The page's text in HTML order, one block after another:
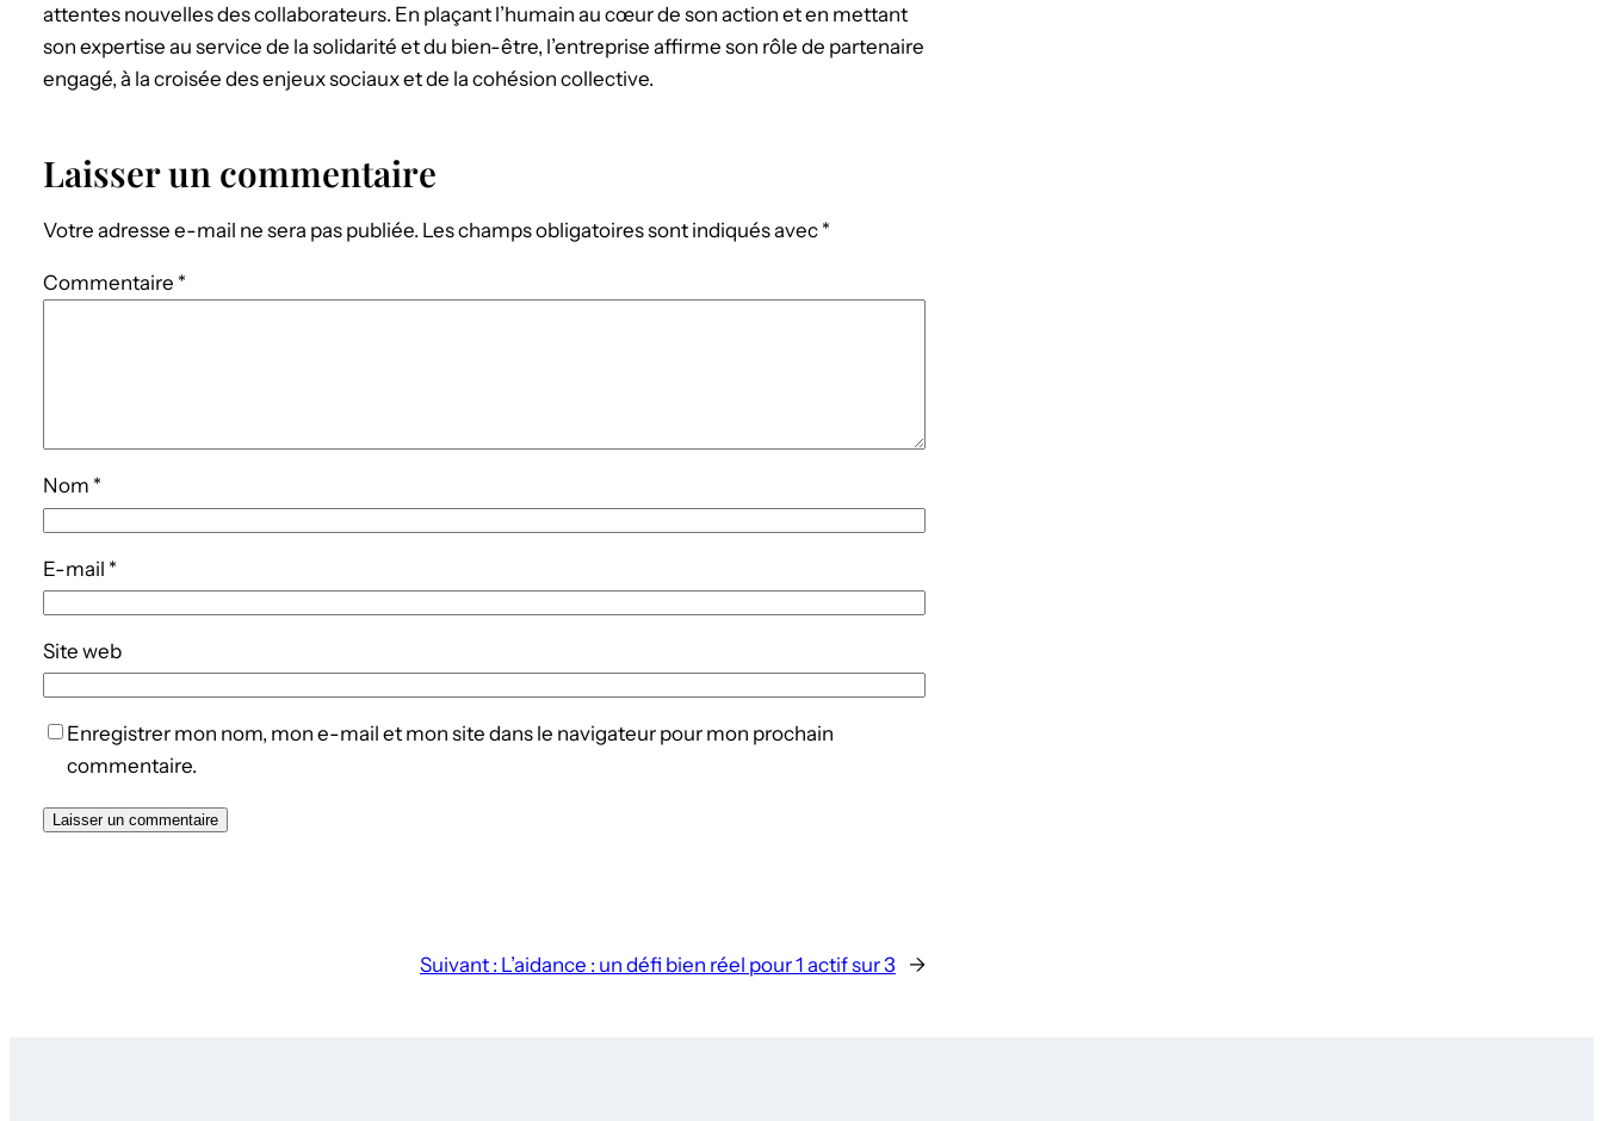
attentes nouvelles des collaborateurs. En plaçant l’humain au cœur de son action et en mettant
son expertise au service de la solidarité et du bien-être, l’entreprise affirme son rôle de partenaire
engagé, à la croisée des enjeux sociaux et de la cohésion collective.
Laisser un commentaire
Votre adresse e-mail ne sera pas publiée. Les champs obligatoires sont indiqués avec *
Commentaire *
Nom *
E-mail *
Site web
Enregistrer mon nom, mon e-mail et mon site dans le navigateur pour mon prochain
commentaire.
Suivant : L’aidance : un défi bien réel pour 1 actif sur 3 →